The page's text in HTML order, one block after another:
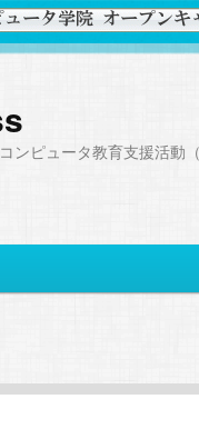
ンピュータ教育支援活動